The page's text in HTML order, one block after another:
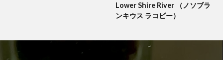
Lower Shire River （ノソブラ
ンキウス ラコビー）